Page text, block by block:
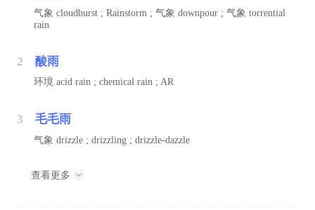
气象 cloudburst ; Rainstorm ; 气象 downpour ; 气象 torrential
rain
2 酸雨
环境 acid rain ; chemical rain ; AR
3 毛毛雨
气象 drizzle ; drizzling ; drizzle-dazzle
查看更多